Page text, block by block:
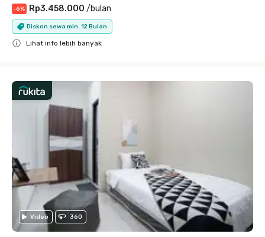
-6% Rp3.458.000 /bulan
Diskon sewa min. 12 Bulan
Lihat info lebih banyak
Video 360